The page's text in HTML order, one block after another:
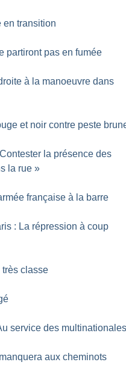
en transition
partiront pas en fumée
à la manoeuvre dans
et noir contre peste
Contester la présence des
la rue »
française à la barre
: La répression à coup
très classe
service des
aux cheminots